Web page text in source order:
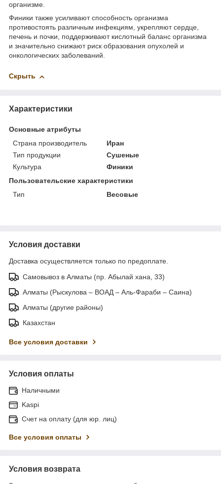
организме.
Финики также усиливают способность организма
противостоять различным инфекциям, укрепляют сердце,
печень и почки, поддерживают кислотный баланс организма
и значительно снижают риск образования опухолей и
онкологических заболеваний.
Скрыть
Характеристики
Основные атрибуты
Страна производитель
Иран
Тип продукции
Сушеные
Культура
Финики
Пользовательские характеристики
Тип
Весовые
Условия доставки
Доставка осуществляется только по предоплате.
Самовывоз в Алматы (пр. Абылай хана, 33)
Алматы (Рыскулова – ВОАД – Аль-Фараби – Саина)
Алматы (другие районы)
Казахстан
Все условия доставки
Условия оплаты
Наличными
Kaspi
Счет на оплату (для юр. лиц)
Все условия оплаты
Условия возврата